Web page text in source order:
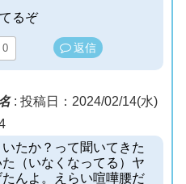
るぞ
0 返信
: 投稿日：2024/02/14(水)
たか？って聞いてきた
（いなくなってる）ヤ
たんよ。えらい喧嘩腰だ